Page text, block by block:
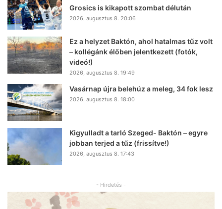
Grosics is kikapott szombat délután
2026, augusztus 8. 20:06
Ez a helyzet Baktón, ahol hatalmas tűz volt
– kollégánk élőben jelentkezett (fotók,
videó!)
2026, augusztus 8. 19:49
Vasárnap újra belehúz a meleg, 34 fok lesz
2026, augusztus 8. 18:00
Kigyulladt a tarló Szeged- Baktón – egyre
jobban terjed a tűz (frissítve!)
2026, augusztus 8. 17:43
- Hirdetés -